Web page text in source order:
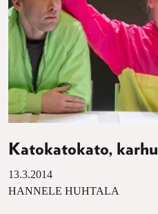
Katokatokato, karhu
13.3.2014
HANNELE HUHTALA